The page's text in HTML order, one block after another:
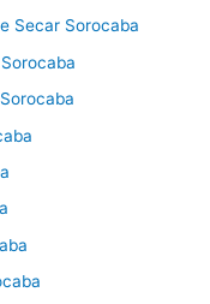
Secar Sorocaba